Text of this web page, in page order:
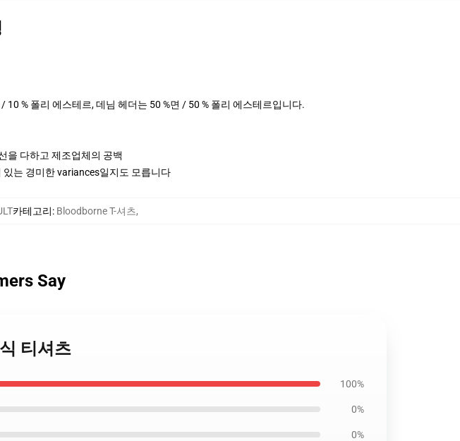
% 폴리 에스테르, 데님 헤더는 50 %면 / 50 % 폴리 에스테르입니다.
을 다하고 제조업체의 공백
는 경미한 variances일지도 모릅니다
카테고리: Bloodborne T-셔츠,
Say
티셔츠
100%
0%
0%